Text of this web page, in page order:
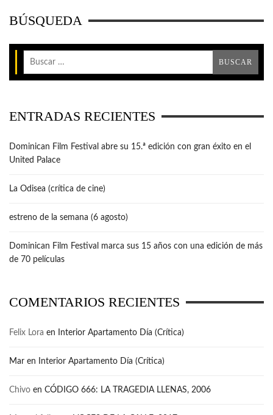
BÚSQUEDA
ENTRADAS RECIENTES
Dominican Film Festival abre su 15.ª edición con gran éxito en el
United Palace
La Odisea (crítica de cine)
estreno de la semana (6 agosto)
Dominican Film Festival marca sus 15 años con una edición de más
de 70 películas
COMENTARIOS RECIENTES
Felix Lora en Interior Apartamento Día (Crítica)
Mar en Interior Apartamento Día (Crítica)
Chivo en CÓDIGO 666: LA TRAGEDIA LLENAS, 2006